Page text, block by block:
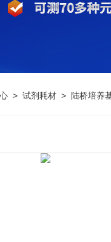
> 试剂耗材 > 陆桥培养